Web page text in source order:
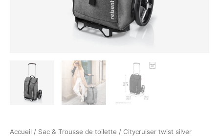
Accueil / Sac & Trousse de toilette / Citycruiser twist silver